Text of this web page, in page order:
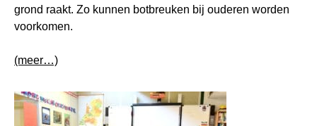
grond raakt. Zo kunnen botbreuken bij ouderen worden
voorkomen.
(meer…)